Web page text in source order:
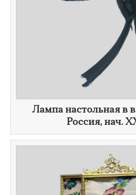
Лампа настольная в
Россия, нач.